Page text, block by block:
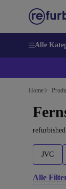
Alle
Home
JVC
Alle